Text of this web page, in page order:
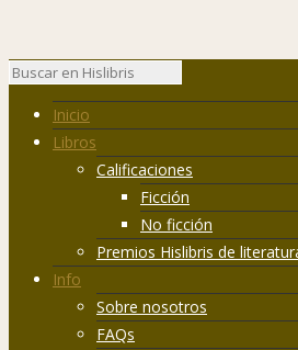
Inicio
Libros
Calificaciones
Ficción
No ficción
Premios Hislibris de
Info
Sobre nosotros
FAQs